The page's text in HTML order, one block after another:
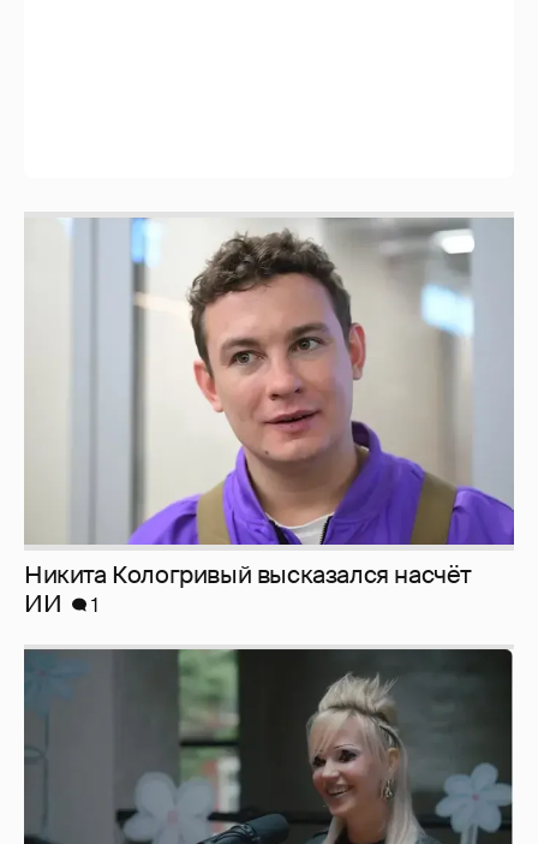
Никита Кологривый высказался насчёт
Певица Глюкоза рассказала о съёмках для
эротического журнала
3